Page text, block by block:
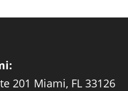
201 Miami, FL 33126